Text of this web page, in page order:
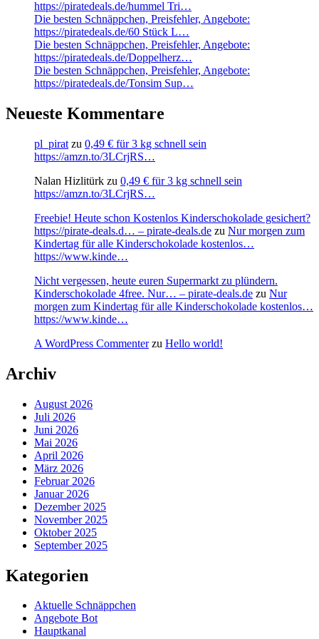
https://piratedeals.de/hummel Tri…
Die besten Schnäppchen, Preisfehler, Angebote:
https://piratedeals.de/60 Stück L…
Die besten Schnäppchen, Preisfehler, Angebote:
https://piratedeals.de/Doppelherz…
Die besten Schnäppchen, Preisfehler, Angebote:
https://piratedeals.de/Tonsim Sup…
Neueste Kommentare
pl_pirat zu 0,49 € für 3 kg schnell sein
https://amzn.to/3LCrjRS…
Nalan Hizlitürk zu 0,49 € für 3 kg schnell sein
https://amzn.to/3LCrjRS…
Freebie! Heute schon Kostenlos Kinderschokolade gesichert?
https://pirate-deals.d… – pirate-deals.de zu Nur morgen zum
Kindertag für alle Kinderschokolade kostenlos…
https://www.kinde…
Nicht vergessen, heute euren Supermarkt zu plündern.
Kinderschokolade 4free. Nur… – pirate-deals.de zu Nur
morgen zum Kindertag für alle Kinderschokolade kostenlos…
https://www.kinde…
A WordPress Commenterzu Hello world!
Archiv
August 2026
Juli 2026
Juni 2026
Mai 2026
April 2026
März 2026
Februar 2026
Januar 2026
Dezember 2025
November 2025
Oktober 2025
September 2025
Kategorien
Aktuelle Schnäppchen
Angebote Bot
Hauptkanal